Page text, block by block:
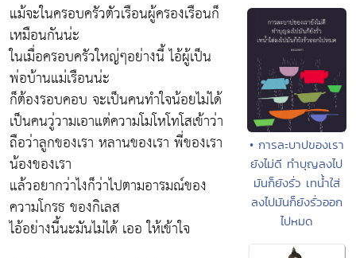
แม้จะในครอบครัวตัวเรือนผู้ครองเรือนก็
เหมือนกันน่ะ
ในเมื่อครอบครัวใหญ่ๆอย่างนี้ ไอ้ผู้เป็น
พ่อบ้านแม่เรือนน่ะ
ก็ต้องรอบคอบ จะเป็นคนทำใจน้อยไม่ได้
เป็นคนวู่วามเอาแต่ความโมโหโทโสเข้าว่า
ถือว่าลูกของเรา หลานของเรา พี่ของเรา
น้องของเรา
แล้วอยากว่าไงก็ว่าไปตามอารมณ์ของ
ความโกรธ ของกิเลส
ไอ้อย่างนี้นะมันไม่ได้ เออ ให้เข้าใจ
• การละบาปของเรา
ยังไม่ดี ทำบุญลงไป
มันก็ยังรั่ว เทน้ำใส่
ลงไปมันก็ยังรั่วออก
ไปหมด